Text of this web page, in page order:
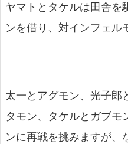
ヤマトとタケルは田舎を
ンを借り、対インフェル
太一とアグモン、光子郎
タモン、タケルとガブモ
ンに再戦を挑みますが、